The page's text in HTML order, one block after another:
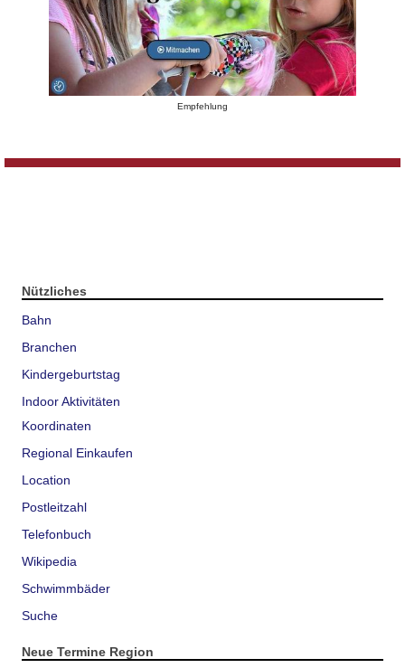
Empfehlung
Nützliches
Bahn
Branchen
Kindergeburtstag
Indoor Aktivitäten
Koordinaten
Regional Einkaufen
Location
Postleitzahl
Telefonbuch
Wikipedia
Schwimmbäder
Suche
Neue Termine Region